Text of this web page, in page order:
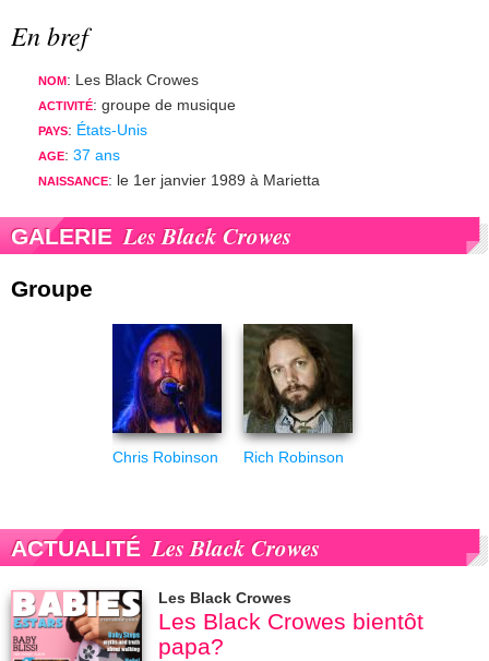
En bref
NOM : Les Black Crowes
ACTIVITÉ: groupe de musique
PAYS: États-Unis
AGE: 37 ans
NAISSANCE: le 1er janvier 1989 à Marietta
GALERIE Les Black Crowes
Groupe
Chris Robinson Rich Robinson
ACTUALITÉ Les Black Crowes
Les Black Crowes
Les Black Crowes bientôt
papa?